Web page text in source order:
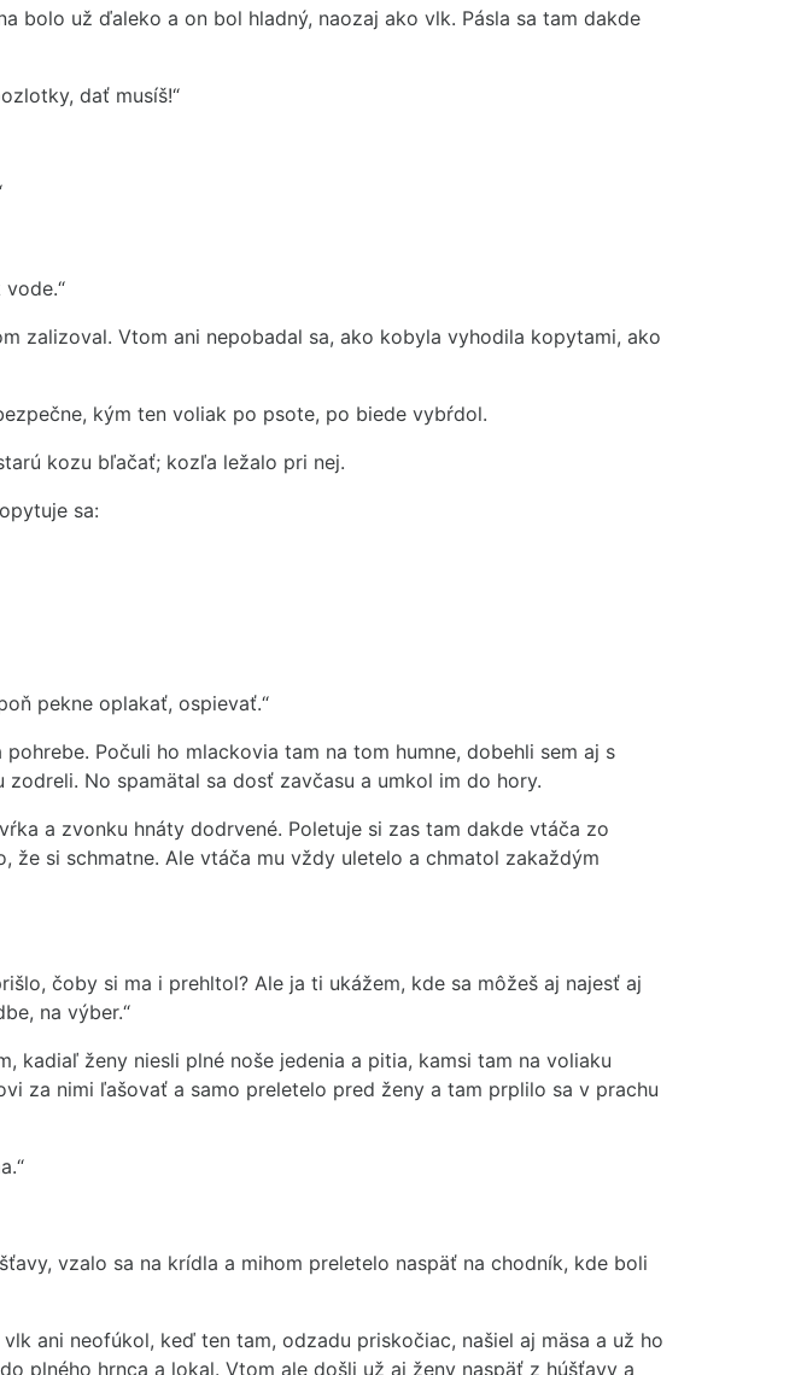
bolo už ďaleko a on bol hladný, naozaj ako vlk. Pásla sa tam dakde
dať musíš!“
zalizoval. Vtom ani nepobadal sa, ako kobyla vyhodila kopytami, ako
kým ten voliak po psote, po biede vybŕdol.
kozu bľačať; kozľa ležalo pri nej.
sa:
pekne oplakať, ospievať.“
Počuli ho mlackovia tam na tom humne, dobehli sem aj s
No spamätal sa dosť zavčasu a umkol im do hory.
a zvonku hnáty dodrvené. Poletuje si zas tam dakde vtáča zo
že si schmatne. Ale vtáča mu vždy uletelo a chmatol zakaždým
čoby si ma i prehltol? Ale ja ti ukážem, kde sa môžeš aj najesť aj
na výber.“
kadiaľ ženy niesli plné noše jedenia a pitia, kamsi tam na voliaku
za nimi ľašovať a samo preletelo pred ženy a tam prplilo sa v prachu
vzalo sa na krídla a mihom preletelo naspäť na chodník, kde boli
ani neofúkol, keď ten tam, odzadu priskočiac, našiel aj mäsa a už ho
plného hrnca a lokal. Vtom ale došli už aj ženy naspäť z húšťavy a